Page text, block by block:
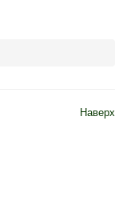
Наверх